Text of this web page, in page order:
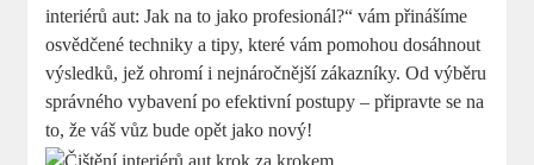
interiérů aut: Jak na to jako profesionál?“ vám přinášíme
osvědčené techniky a tipy, které vám pomohou dosáhnout
výsledků, jež ohromí i nejnáročnější zákazníky. Od výběru
správného vybavení po efektivní postupy – připravte se na
to, že váš vůz bude opět jako nový!